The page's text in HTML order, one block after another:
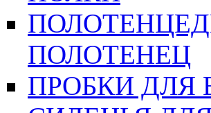
ПОЛОТЕНЕЦ
ПРОБКИ ДЛЯ